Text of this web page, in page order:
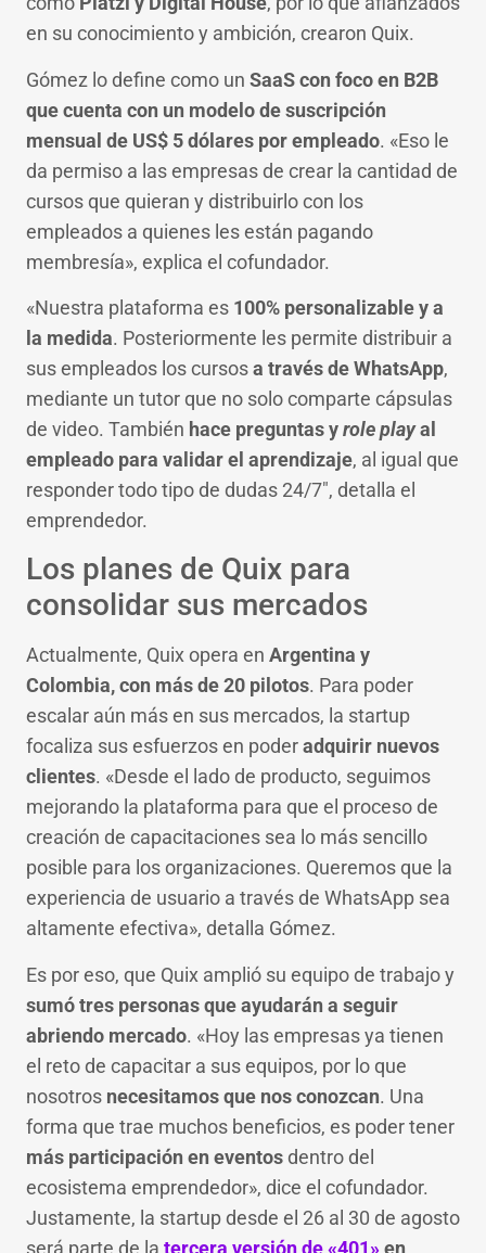
en su conocimiento y ambición, crearon Quix.
Gómez lo define como un SaaS con foco en B2B
que cuenta con un modelo de suscripción
mensual de US$ 5 dólares por empleado. «Eso le
da permiso a las empresas de crear la cantidad de
cursos que quieran y distribuirlo con los
empleados a quienes les están pagando
membresía», explica el cofundador.
«Nuestra plataforma es 100% personalizable y a
la medida. Posteriormente les permite distribuir a
sus empleados los cursosa través de WhatsApp,
mediante un tutor que no solo comparte cápsulas
de video. También hace preguntas yrole playal
empleado para validar el aprendizaje, al igual que
responder todo tipo de dudas 24/7″, detalla el
emprendedor.
Los planes de Quix para
consolidar sus mercados
Actualmente, Quix opera en Argentina y
Colombia, con más de 20 pilotos. Para poder
escalar aún más en sus mercados, la startup
focaliza sus esfuerzos en poderadquirir nuevos
clientes. «Desde el lado de producto, seguimos
mejorando la plataforma para que el proceso de
creación de capacitaciones sea lo más sencillo
posible para los organizaciones. Queremos que la
experiencia de usuario a través de WhatsApp sea
altamente efectiva», detalla Gómez.
Es por eso, que Quix amplió su equipo de trabajo y
sumó tres personas que ayudarán a seguir
abriendo mercado. «Hoy las empresas ya tienen
el reto de capacitar a sus equipos, por lo que
nosotros necesitamos que nos conozcan. Una
forma que trae muchos beneficios, es poder tener
más participación en eventos dentro del
ecosistema emprendedor», dice el cofundador.
Justamente, la startup desde el 26 al 30 de agosto
será parte de la tercera versión de «401»en